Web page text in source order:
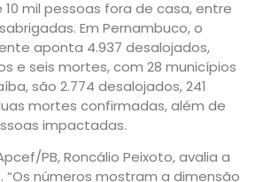
mil pessoas fora de casa, entre
Em Pernambuco, o
aponta 4.937 desalojados,
e seis mortes, com 28 municípios
são 2.774 desalojados, 241
mortes confirmadas, além de
impactadas.
PB, Roncálio Peixoto, avalia a
“Os números mostram a dimensão